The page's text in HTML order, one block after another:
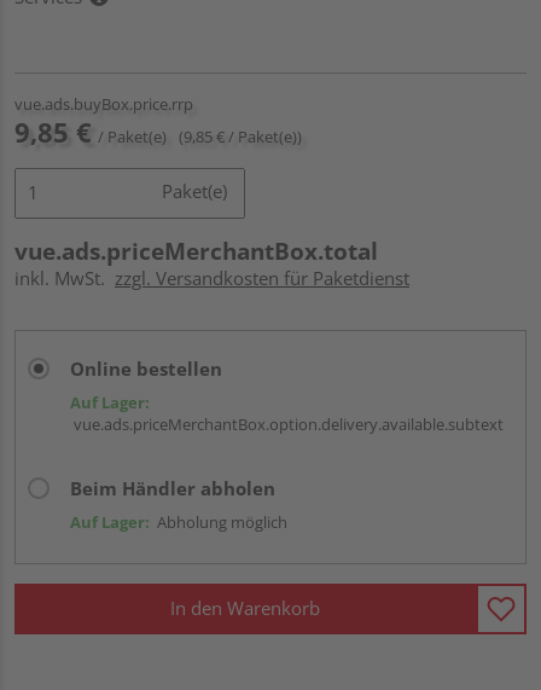
vue.ads.buyBox.price.rrp
9,85 € / Paket(e) (9,85 € / Paket(e))
Paket(e)
vue.ads.priceMerchantBox.total
inkl. MwSt. zzgl. Versandkosten für Paketdienst
Online bestellen
Auf Lager:
vue.ads.priceMerchantBox.option.delivery.available.subtext
Beim Händler abholen
Auf Lager: Abholung möglich
In den Warenkorb